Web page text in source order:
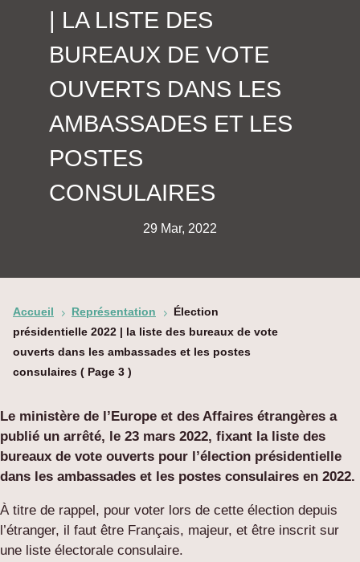
| LA LISTE DES
BUREAUX DE VOTE
OUVERTS DANS LES
AMBASSADES ET LES
POSTES
CONSULAIRES
29 Mar, 2022
Accueil 5 Représentation 5
Élection
présidentielle 2022 | la liste des bureaux de vote
ouverts dans les ambassades et les postes
consulaires ( Page 3 )
Le ministère de l’Europe et des Affaires étrangères a
publié un arrêté, le 23 mars 2022, fixant la liste des
bureaux de vote ouverts pour l’élection présidentielle
dans les ambassades et les postes consulaires en 2022.
À titre de rappel, pour voter lors de cette élection depuis
l’étranger, il faut être Français, majeur, et être inscrit sur
une liste électorale consulaire.